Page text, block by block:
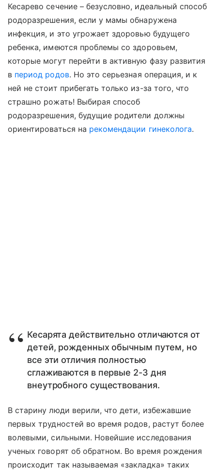
Кесарево сечение – безусловно, идеальный способ
родоразрешения, если у мамы обнаружена
инфекция, и это угрожает здоровью будущего
ребенка, имеются проблемы со здоровьем,
которые могут перейти в активную фазу развития
в период родов. Но это серьезная операция, и к
ней не стоит прибегать только из-за того, что
страшно рожать! Выбирая способ
родоразрешения, будущие родители должны
ориентироваться на рекомендации гинеколога.
Кесарята действительно отличаются от
детей, рожденных обычным путем, но
все эти отличия полностью
сглаживаются в первые 2-3 дня
внеутробного существования.
В старину люди верили, что дети, избежавшие
первых трудностей во время родов, растут более
волевыми, сильными. Новейшие исследования
ученых говорят об обратном. Во время рождения
происходит так называемая «закладка» таких